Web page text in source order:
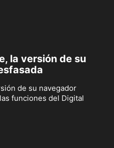
la versión de su
de su navegador
funciones del Digital